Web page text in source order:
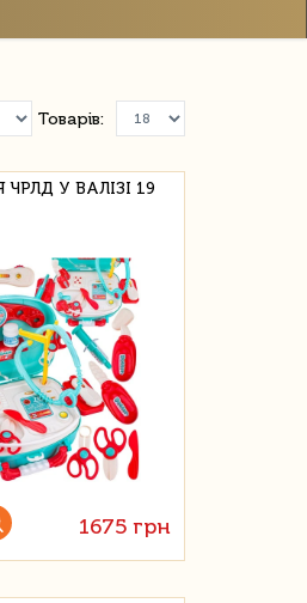
Товарів:
ЧРЛД У ВАЛІЗІ 19
1675 грн